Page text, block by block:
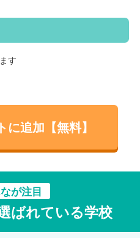
す
に追加【無料】
が注目
ばれている学校